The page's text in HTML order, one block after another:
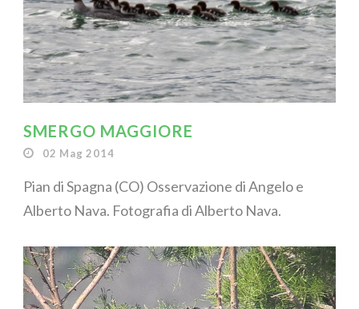
SMERGO MAGGIORE
02 Mag 2014
Pian di Spagna (CO) Osservazione di Angelo e
Alberto Nava. Fotografia di Alberto Nava.